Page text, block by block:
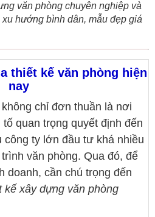
văn phòng chuyên nghiệp và
hướng bình dân, mẫu đẹp giá
thiết kế văn phòng hiện
nay
chỉ đơn thuần là nơi
tố quan trọng quyết định đến
công ty lớn đầu tư khá nhiều
văn phòng. Qua đó, để
doanh, cần chú trọng đến
kế xây dựng văn phòng